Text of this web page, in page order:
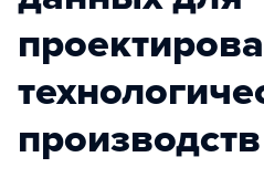
производств